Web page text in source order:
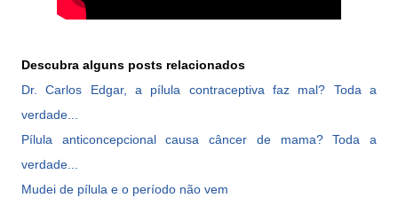
Descubra alguns posts relacionados
Dr. Carlos Edgar, a pílula contraceptiva faz mal? Toda a
verdade...
Pílula anticoncepcional causa câncer de mama? Toda a
verdade...
Mudei de pílula e o período não vem